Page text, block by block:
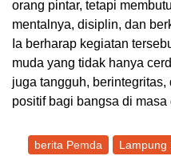
orang pintar, tetapi
mentalnya, disiplin, dan
Ia berharap kegiatan
muda yang tidak hanya
juga tangguh,
positif bagi bangsa di masa
berita Pemda Lampung